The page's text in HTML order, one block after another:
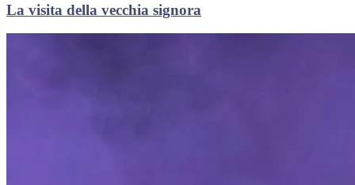
La visita della vecchia signora